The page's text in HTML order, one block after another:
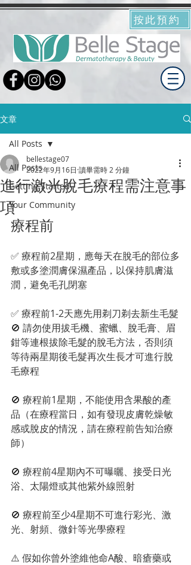
按此預約
文章
All Posts
Getting Started
Your Community
All Posts
進行激光脫毛療程需注意事
項
bellestage07
2022年9月16日 讀畢需時 2 分鐘
療程前
✅ 療程前2星期，應每天在脫毛的部位多
敷或多塗潤膚保濕產品，以保持肌膚滋
潤，避免毛孔閉塞
✅ 療程前1-2天應先用剃刀剃去新生毛髮
🚫 請勿使用拔毛機、蜜蠟、脫毛膏、眉
鉗等連根拔除毛髮的脫毛方法，否則須
等待兩星期後毛髮再次生長才可進行脫
毛療程
🚫 療程前1星期，不能使用含果酸的產
品（在療程當日，如有發現皮膚乾燥敏
感或脫皮的情況，請在療程前告知治療
師）
🚫 療程前4星期內不可曝曬、接受日光
浴、太陽燈或其他紫外線照射
🚫 療程前至少4星期不可進行彩光、激
光、射頻、微針等光學療程
⚠️ 假如你曾外塗維他命A酸、暗瘡藥或